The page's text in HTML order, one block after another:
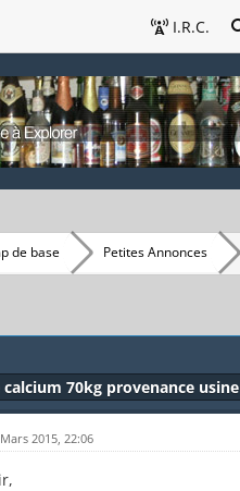
I.R.C.
de base Petites Annonces
70kg provenance
2015, 22:06